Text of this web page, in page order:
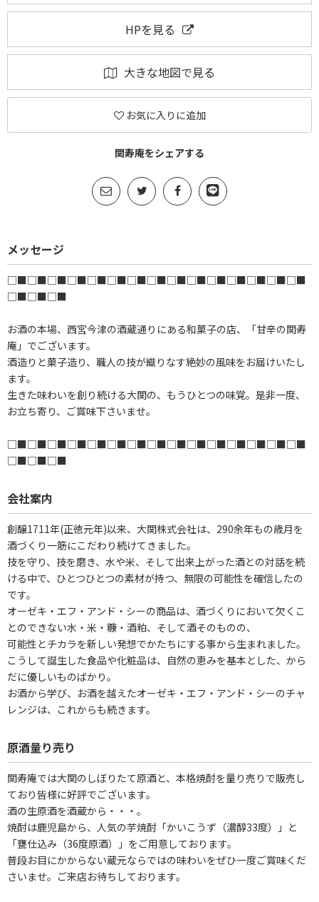
HPを見る
大きな地図で見る
お気に入りに追加
関寿庵をシェアする
メッセージ
□■□■□■□■□■□■□■□■□■□■□■□■□■□■□■
□■□■□■
お酒の本場、西宮今津の酒蔵通りにある和菓子の店、「甘辛の関寿
庵」でございます。
酒造りと菓子造り、職人の技が織りなす絶妙の風味をお届けいたし
ます。
生きた味わいを創り続ける大関の、もうひとつの味覚。是非一度、
お立ち寄り、ご賞味下さいませ。
□■□■□■□■□■□■□■□■□■□■□■□■□■□■□■
□■□■□■
会社案内
創醸1711年(正徳元年)以来、大関株式会社は、290余年もの歳月を
酒づくり一筋にこだわり続けてきました。
技を守り、技を磨き、水や米、そして出来上がった酒との対話を続
ける中で、ひとつひとつの素材が持つ、無限の可能性を確信したの
です。
オーゼキ・エフ・アンド・シーの商品は、酒づくりにおいて欠くこ
とのできない水・米・糠・酒粕、そして酒そのものの、
可能性とチカラを新しい発想でかたちにする事から生まれました。
こうして誕生した食品や化粧品は、自然の恵みを基本とした、から
だに優しいものばかり。
お酒から学び、お酒を越えたオーゼキ・エフ・アンド・シーのチャ
レンジは、これからも続きます。
原酒量り売り
関寿庵では大関のしぼりたて原酒と、本格焼酎を量り売りで販売し
ており皆様に好評でございます。
酒の生原酒を酒蔵から・・・。
焼酎は鹿児島から、人気の芋焼酎「かいこうず（濃醇33度）」と
「甕仕込み（36度原酒）」をご用意しております。
普段お目にかからない蔵元ならではの味わいをぜひ一度ご賞味くだ
さいませ。ご来店お待ちしております。